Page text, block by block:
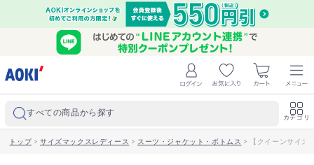
すべての商品から探す カテゴリ
トップ>サイズマックスレディース > スーツ・ジャケット・ボトムス > 【クイーンサイ